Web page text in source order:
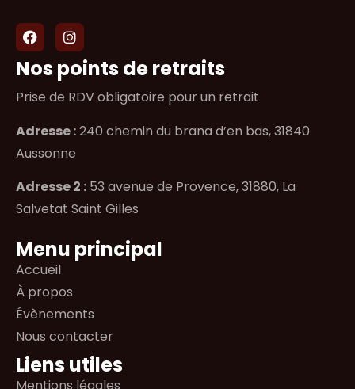
Nos points de retraits
Prise de RDV obligatoire pour un retrait
Adresse :240 chemin du brana d’en bas, 31840
Aussonne
Adresse 2 : 53 avenue de Provence, 31880, La
Salvetat Saint Gilles
Menu principal
Accueil
À propos
Évènements
Nous contacter
Liens utiles
Mentions légales